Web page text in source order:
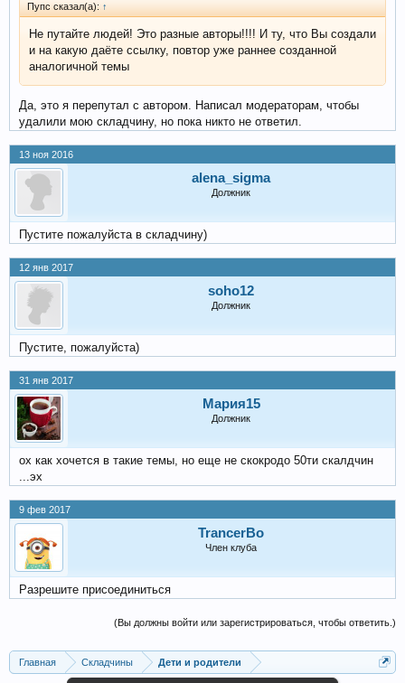
Пупс сказал(а): ↑
Не путайте людей! Это разные авторы!!!! И ту, что Вы создали
и на какую даёте ссылку, повтор уже раннее созданной
аналогичной темы
Да, это я перепутал с автором. Написал модераторам, чтобы
удалили мою складчину, но пока никто не ответил.
13 ноя 2016
alena_sigma
Должник
Пустите пожалуйста в складчину)
12 янв 2017
soho12
Должник
Пустите, пожалуйста)
31 янв 2017
Мария15
Должник
ох как хочется в такие темы, но еще не скокродо 50ти скалдчин
...эх
9 фев 2017
TrancerBo
Член клуба
Разрешите присоединиться
(Вы должны войти или зарегистрироваться, чтобы ответить.)
Главная Складчины Дети и родители